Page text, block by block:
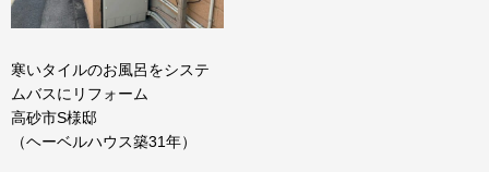
寒いタイルのお風呂をシステ
ムバスにリフォーム
高砂市S様邸
（ヘーベルハウス築31年）